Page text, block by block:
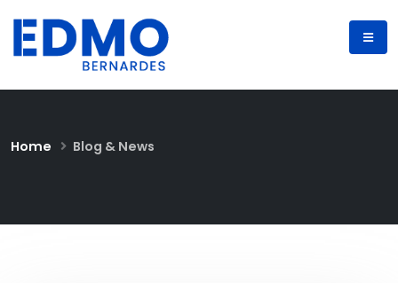
Home Blog & News